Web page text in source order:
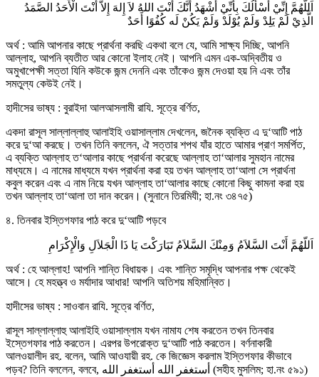
اَللّهُمَّ إِنِّيْ أَسْأَلُكَ بِأَنِّيْ أَشْهَدُ أَنَّكَ أَنْتَ اللهُ لاَ إِلهَ إِلاَّ أَنْتَ الْأَحَدُ الصَّمَدُ
الَّذِيْ لَمْ يَلِدْ وَلَمْ يُوْلَدْ وَلَمْ يَكُنْ لَه كُفُوًا أَحَدٌ
অর্থ : আমি আপনার কাছে প্রার্থনা করছি একথা বলে যে, আমি সাক্ষ্য দিচ্ছি, আপনি
আল্লাহ, আপনি ব্যতীত আর কোনো ইলাহ নেই। আপনি এমন এক-অদ্বিতীয় ও
অমুখাপেক্ষী সত্তা যিনি কউকে জন্ম দেননি এবং তাঁকেও জন্ম দেওয়া হয় নি এবং তাঁর
সমতুল্য কেউই নেই।
হাদীসের ভাষ্য : বুরাইদা আলআসলামী রাযি. সূত্রে বর্ণিত,
একদা রাসূল সাল্লাল্লাহু আলাইহি ওয়াসাল্লাম দেখলেন, জনৈক ব্যক্তি এ দু‘আটি পাঠ
করে দু‘আ করছে। তখন তিনি বললেন, ঐ সত্তার শপথ যাঁর হাতে আমার প্রাণ সমর্পিত,
এ ব্যক্তি আল্লাহ ত‘আলার কাছে প্রার্থনা করেছে আল্লাহ তা‘আলার সুমহান নামের
মাধ্যমে। এ নামের মাধ্যমে যখন প্রার্থনা করা হয় তখন আল্লাহ তা‘আলা সে প্রার্থনা
কবুল করেন এবং এ নাম নিয়ে যখন আল্লাহ তা‘আলার কাছে কোনো কিছু কামনা করা হয়
তখন আল্লাহ তা‘আলা তা দান করেন। (সুনানে তিরমিযী; হা.নং ৩৪৭৫)
৪. তিনবার ইস্তিগফার পাঠ করে দু‘আটি পড়বে
اَللّهُمَّ أَنْتَ السَّلاَمُ وَمِنْكَ السَّلاَمُ تَبَارَكْتَ يَا ذَا الْجَلاَلِ وَالْإِكْرَامِ
অর্থ : হে আল্লাহ! আপনি শান্তি বিধায়ক। এবং শান্তি সমৃদ্ধি আপনার পক্ষ থেকেই
আসে। হে মহত্ত্ব ও মর্যাদার আধার! আপনি অতিশয় মহিমান্বিত।
হাদীসের ভাষ্য : সাওবান রাযি. সূত্রে বর্ণিত,
রাসূল সাল্লাল্লাহু আলাইহি ওয়াসাল্লাম যখন নামায শেষ করতেন তখন তিনবার
ইস্তেগফার পাঠ করতেন। এরপর উপরোক্ত দু‘আটি পাঠ করতেন। বর্ণনাকারী
আলওয়ালীদ রহ. বলেন, আমি আওযায়ী রহ. কে জিজ্ঞেস করলাম ইস্তিগফার কীভাবে
পড়ব? তিনি বললেন, বলবে, أستغفر الله أستغفر الله (সহীহ মুসলিম; হা.নং ৫৯১)